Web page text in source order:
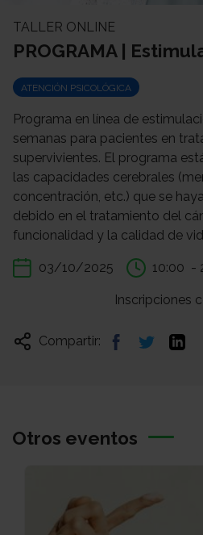
TALLER ONLINE
PROGRAMA |
ATENCIÓN PSICOLÓGICA
Programa en línea de
semanas para pacientes en
supervivientes. El programa
las capacidades cerebrales
concentración, etc.) que se
debido en el tratamiento del
funcionalidad y la calidad de
03/10/2025 10:00 -
Inscripciones
Compartir:
Otros eventos